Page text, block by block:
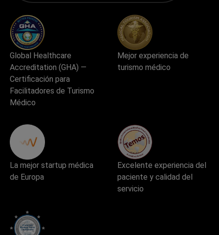
Global Healthcare
Accreditation (GHA) —
Certificación para
Facilitadores de Turismo
Médico
Mejor experiencia de
turismo médico
La mejor startup médica
de Europa
Excelente experiencia del
paciente y calidad del
servicio